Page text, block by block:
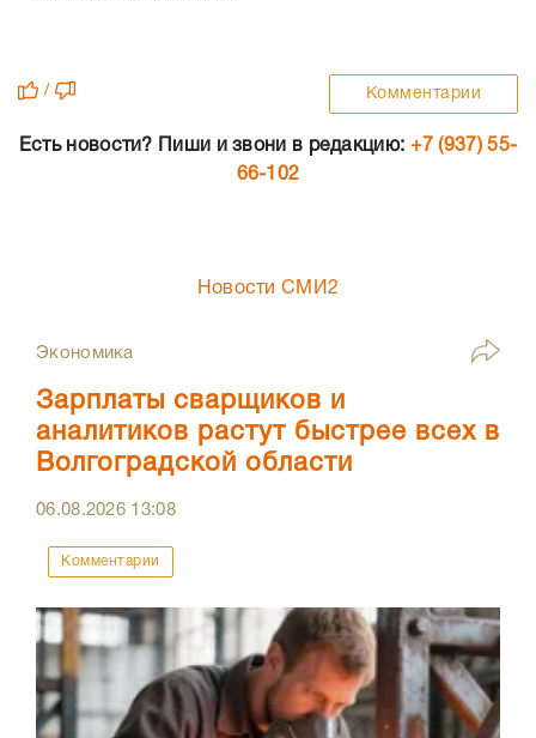
/ Комментарии
Есть новости? Пиши и звони в редакцию: +7 (937) 55-
66-102
Новости СМИ2
Экономика
Зарплаты сварщиков и
аналитиков растут быстрее всех в
Волгоградской области
06.08.2026 13:08
Комментарии